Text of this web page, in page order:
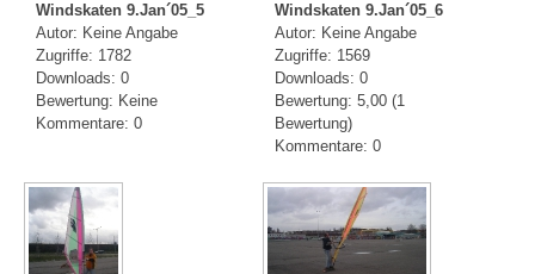
Windskaten 9.Jan´05_5
Autor: Keine Angabe
Zugriffe: 1782
Downloads: 0
Bewertung: Keine
Kommentare: 0
Windskaten 9.Jan´05_6
Autor: Keine Angabe
Zugriffe: 1569
Downloads: 0
Bewertung: 5,00 (1
Bewertung)
Kommentare: 0